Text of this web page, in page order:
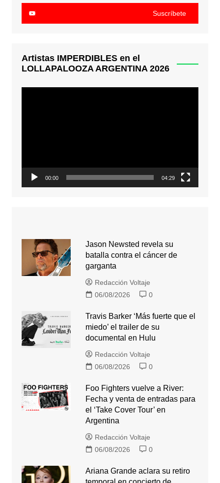
Suscríbete
Artistas IMPERDIBLES en el
LOLLAPALOOZA ARGENTINA 2026
00:00 04:29
Jason Newsted revela su
batalla contra el cáncer de
garganta
Redacción Voltaje
06/08/2026
0
Travis Barker ‘Más fuerte que el
miedo’ el trailer de su
documental en Hulu
Redacción Voltaje
06/08/2026
0
Foo Fighters vuelve a River:
Fecha y venta de entradas para
el ‘Take Cover Tour’ en
Argentina
Redacción Voltaje
06/08/2026
0
Ariana Grande aclara su retiro